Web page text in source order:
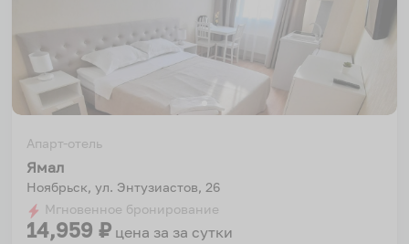
Апарт-отель
Ямал
Ноябрьск, ул. Энтузиастов, 26
Мгновенное бронирование
14,959 ₽ цена за за сутки